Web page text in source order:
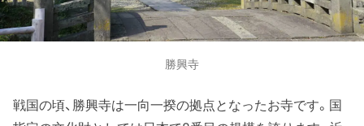
勝興寺
戦国の頃、勝興寺は一向一揆の拠点となったお寺です。国